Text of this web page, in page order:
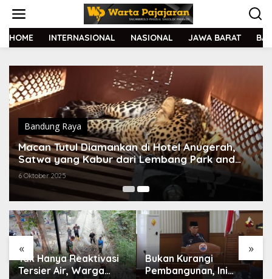
t
HOME INTERNASIONAL NASIONAL JAWA BARAT
Bandung Raya
Macan Tutul Diamankan di Hotel Anugerah,
Satwa yang Kabur dari Lembang Park and
Zoo?
6 Oktober 2025
« »
Tak Hanya Reaktivasi
Tersier Air, Warga
Bukan Kurangi
Pembangunan, Ini